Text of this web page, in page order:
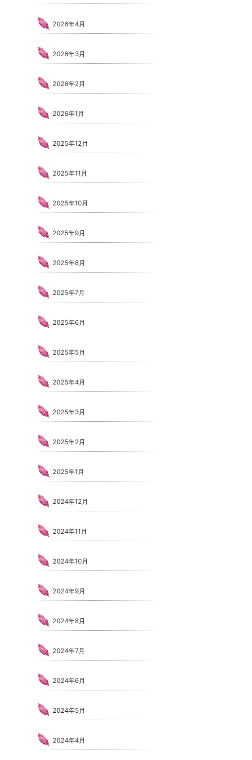
2026年4月
2026年3月
2026年2月
2026年1月
2025年12月
2025年11月
2025年10月
2025年9月
2025年8月
2025年7月
2025年6月
2025年5月
2025年4月
2025年3月
2025年2月
2025年1月
2024年12月
2024年11月
2024年10月
2024年9月
2024年8月
2024年7月
2024年6月
2024年5月
2024年4月